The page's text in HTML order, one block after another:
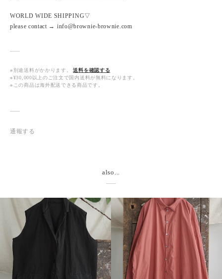
WORLD WIDE SHIPPING▽
please contact → info@brownie-brownie.com
※別途送料がかかります。
送料を確認する
※¥30,000以上のご注文で国内送料が無料になります。
※この商品は海外配送できる商品です。
通報する
also...